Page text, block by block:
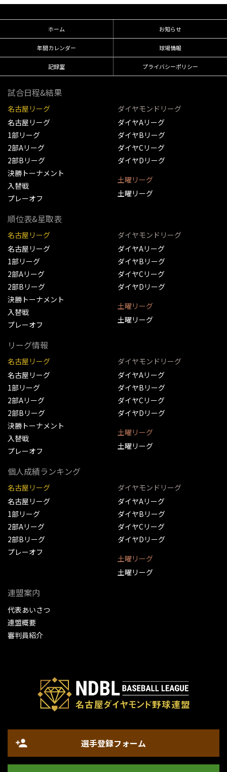
ホーム お知らせ
年間カレンダー 球場情報
記録室 プライバシーポリシー
試合日程&結果
名古屋リーグ
名古屋リーグ
1部リーグ
2部Aリーグ
2部Bリーグ
決勝トーナメント
入替戦
プレーオフ
ダイヤモンドリーグ
ダイヤAリーグ
ダイヤBリーグ
ダイヤCリーグ
ダイヤDリーグ
土曜リーグ
土曜リーグ
順位表&星取表
名古屋リーグ
名古屋リーグ
1部リーグ
2部Aリーグ
2部Bリーグ
決勝トーナメント
入替戦
プレーオフ
ダイヤモンドリーグ
ダイヤAリーグ
ダイヤBリーグ
ダイヤCリーグ
ダイヤDリーグ
土曜リーグ
土曜リーグ
リーグ情報
名古屋リーグ
名古屋リーグ
1部リーグ
2部Aリーグ
2部Bリーグ
決勝トーナメント
入替戦
プレーオフ
ダイヤモンドリーグ
ダイヤAリーグ
ダイヤBリーグ
ダイヤCリーグ
ダイヤDリーグ
土曜リーグ
土曜リーグ
個人成績ランキング
名古屋リーグ
名古屋リーグ
1部リーグ
2部Aリーグ
2部Bリーグ
プレーオフ
ダイヤモンドリーグ
ダイヤAリーグ
ダイヤBリーグ
ダイヤCリーグ
ダイヤDリーグ
土曜リーグ
土曜リーグ
連盟案内
代表あいさつ
連盟概要
審判員紹介
選手登録フォーム